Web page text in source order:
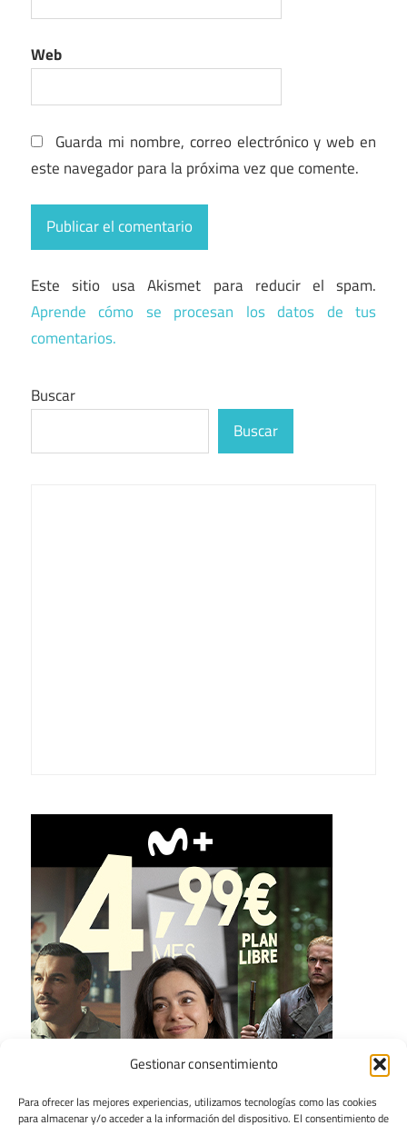
Gestionar consentimiento
Para ofrecer las mejores experiencias, utilizamos tecnologías como las cookies
para almacenar y/o acceder a la información del dispositivo. El consentimiento de
Web
Guarda mi nombre, correo electrónico y web en
este navegador para la próxima vez que comente.
Este sitio usa Akismet para reducir el spam.
Aprende cómo se procesan los datos de tus
comentarios.
Buscar
Buscar